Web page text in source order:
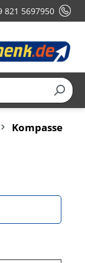
821 5697950
Kompasse